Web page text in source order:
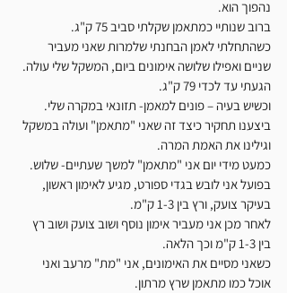
נהפוך הוא.
ברוב שנותיי כמתאמן שקלתי סביב 75 ק"ג.
כשהתחלתי לאמן הבחנתי שלמרות שאני מעביר
שניים ואפילו שלושה אימונים ביום, המשקל שלי עולה.
הגעתי עד לכדי 79 ק"ג.
וכשיש בעיה – פונים למאמן- תזונאי במקרה שלי.
ביצענו תחקיר כיצד זה שאני "מתאמן" ועולה במשקל
וגילינו את האמת המרה.
כמעט מידי יום אני "מתאמן" למשך שעתיים- שלוש.
בפועל אני לובש בגדי ספורט, מגיע לאימון ראשון,
בעיקר צועק, ורץ בין 1-3 ק"מ.
לאחר מכן אני מעביר אימון נוסף ושוב צועק ושוב רץ
בין 1-3 ק"מ וכך הלאה.
כשאני מסיים את האימונים, אני "מת" מרעב ואני
אוכל כמו מתאמן שרץ מרתון.